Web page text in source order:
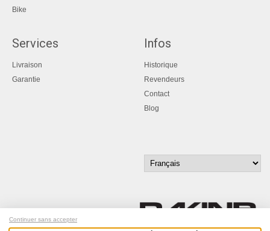
Bike
Services
Livraison
Garantie
Infos
Historique
Revendeurs
Contact
Blog
Continuer sans accepter